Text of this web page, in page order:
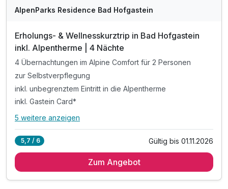
AlpenParks Residence Bad Hofgastein
Erholungs- & Wellnesskurztrip in Bad Hofgastein
inkl. Alpentherme | 4 Nächte
4 Übernachtungen im Alpine Comfort für 2 Personen
zur Selbstverpflegung
inkl. unbegrenztem Eintritt in die Alpentherme
inkl. Gastein Card*
Alle Inklusivleistungen
zur Selbstverpflegung
5 weitere anzeigen
5,7 / 6 Gültig bis 01.11.2026
Zum Angebot